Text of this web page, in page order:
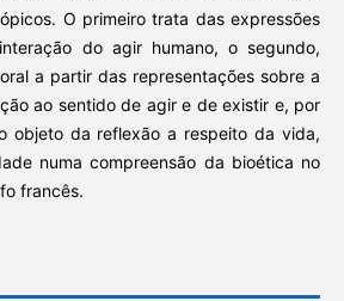
O primeiro trata das expressões
do agir humano, o segundo,
a partir das representações sobre a
ao sentido de agir e de existir e, por
objeto da reflexão a respeito da vida,
numa compreensão da bioética no
francês.